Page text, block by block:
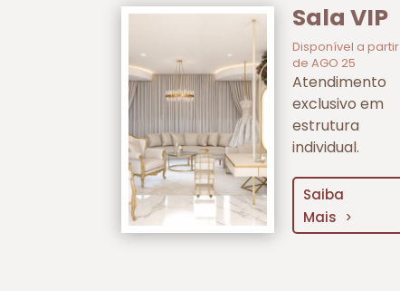
Sala VIP
Disponível a partir
de AGO 25
Atendimento
exclusivo em
estrutura
individual.
Saiba
Mais